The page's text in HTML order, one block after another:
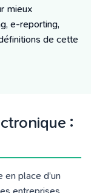
mieux
e-reporting,
de cette
:
place d’un